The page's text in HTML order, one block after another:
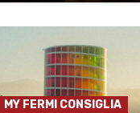
MY FERMI CONSIGLIA